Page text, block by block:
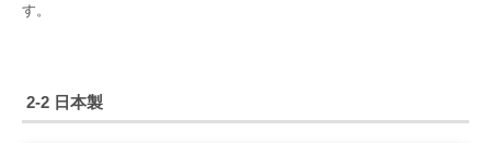
す。
2-2 日本製